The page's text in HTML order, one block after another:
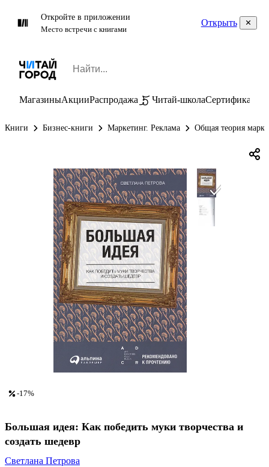
Откройте в приложении
Место встречи с книгами
Открыть
МагазиныАкцииРаспродажа Читай-школаСертификаты
Книги Бизнес-книги Маркетинг. Реклама Общая теория
-17%
Большая идея: Как победить муки творчества и
создать шедевр
Светлана Петрова